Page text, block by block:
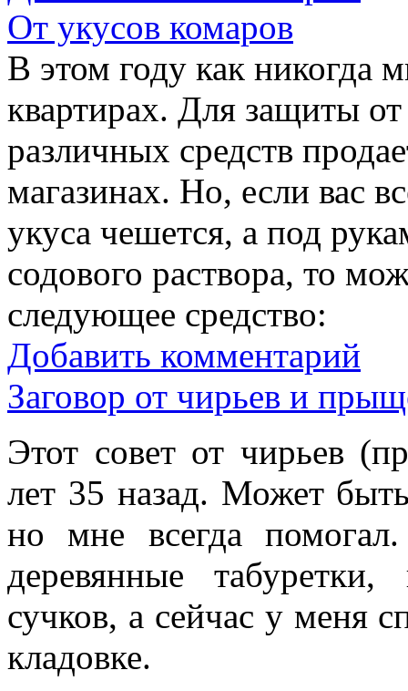
От укусов комаров
В этом году как никогда
квартирах. Для защиты
различных средств
магазинах. Но, если вас
укуса чешется, а под
содового раствора, то
следующее средство:
Добавить комментарий
Заговор от чирьев и
Этот совет от чирьев
лет 35 назад. Может
но мне всегда
деревянные
сучков, а сейчас у меня
кладовке.